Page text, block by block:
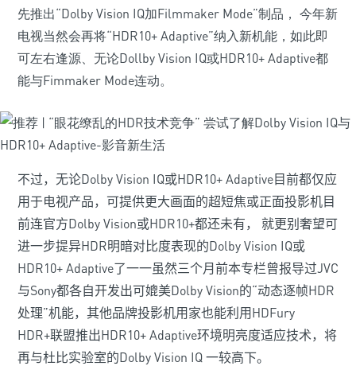
先推出“Dolby Vision IQ加Filmmaker Mode”制品， 今年新
电视当然会再将“HDR10+ Adaptive”纳入新机能，如此即
可左右逢源、无论Dollby Vision IQ或HDR10+ Adaptive都
能与Fimmaker Mode连动。
不过，无论Dolby Vision IQ或HDR10+ Adaptive目前都仅应
用于电视产品，可提供更大画面的超短焦或正面投影机目
前连官方Dolby Vision或HDR10+都还未有， 就更别奢望可
进一步提异HDR明暗对比度表现的Dolby Vision IQ或
HDR10+ Adaptive了一一虽然三个月前本专栏曾报导过JVC
与Sony都各自开发出可媲美Dolby Vision的“动态逐帧HDR
处理”机能，其他品牌投影机用家也能利用HDFury
HDR+联盟推出HDR10+ Adaptive环境明亮度适应技术，将
再与杜比实验室的Dolby Vision IQ 一较高下。